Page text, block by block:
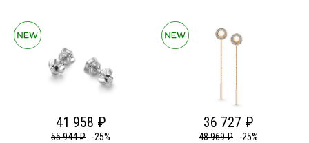
41 958 ₽
55 944 ₽ -25%
36 727 ₽
48 969 ₽ -25%